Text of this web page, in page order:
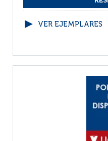
VER EJEMPLARES